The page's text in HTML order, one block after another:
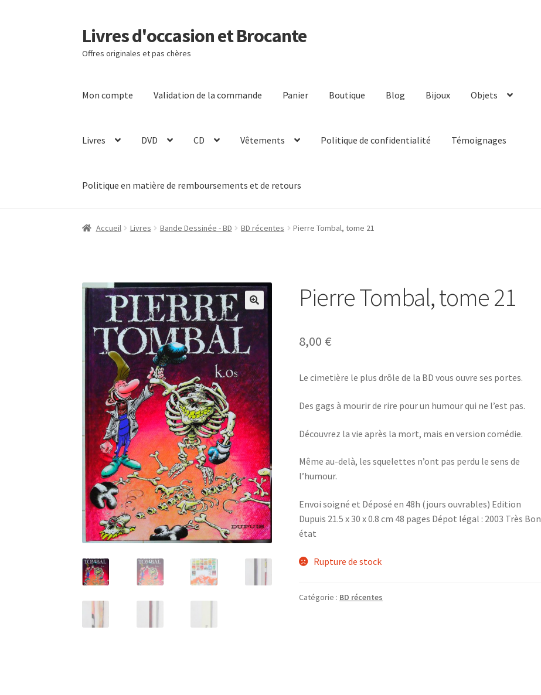
Aller
à
la
Aller
au
contenu
Livres d'occasion et Brocante
Offres originales et pas chères
Mon compte Validation de la commande Panier Boutique Blog Bijoux Objets
Livres DVD CD Vêtements Politique de confidentialité Témoignages
Politique en matière de remboursements et de retours
Accueil Livres Bande Dessinée - BD BD récentes Pierre Tombal, tome 21
Pierre Tombal, tome 21
8,00 €
Le cimetière le plus drôle de la BD vous ouvre ses portes.
Des gags à mourir de rire pour un humour qui ne l’est pas.
Découvrez la vie après la mort, mais en version comédie.
Même au-delà, les squelettes n’ont pas perdu le sens de
l’humour.
Envoi soigné et Déposé en 48h (jours ouvrables) Edition
Dupuis 21.5 x 30 x 0.8 cm 48 pages Dépot légal : 2003 Très Bon
état
Rupture de stock
Catégorie : BD récentes